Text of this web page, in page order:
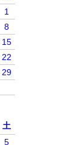
1
8
15
22
29
土
5